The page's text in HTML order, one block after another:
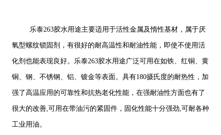
乐泰263胶水用途主要适用于活性金属及惰性基材，属于厌
氧型螺纹锁固剂，有很好的耐高温性和耐油性能，即使不使用活
化剂也能表现良好。乐泰263胶水用途广泛可用在如铁、红铜、黄
铜、钢、不锈钢、铝、镀金等表面。具有180摄氏度的耐热性，加
强了高温应用的可靠性和抗热老化性能，在强耐油性方面也有了
很大的改善,可用在带油污的紧固件，固化性能十分强劲,可耐各种
工业用油。